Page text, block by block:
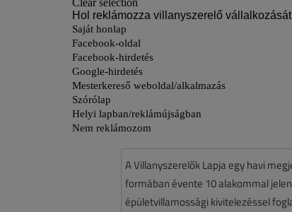
A Villanyszerelők Lapja egy havi
formában évente 10 alakommal
épületvillamossági kivitelezéssel